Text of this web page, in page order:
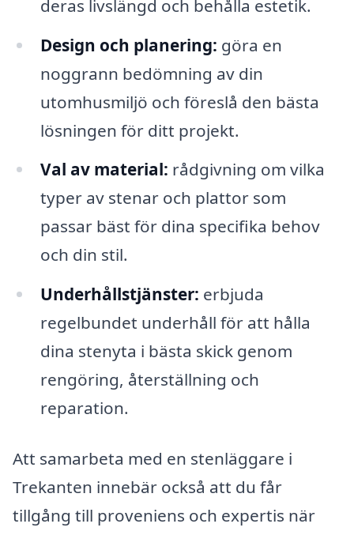
deras livslängd och behålla estetik.
Design och planering: göra en
noggrann bedömning av din
utomhusmiljö och föreslå den bästa
lösningen för ditt projekt.
Val av material: rådgivning om vilka
typer av stenar och plattor som
passar bäst för dina specifika behov
och din stil.
Underhållstjänster: erbjuda
regelbundet underhåll för att hålla
dina stenyta i bästa skick genom
rengöring, återställning och
reparation.
Att samarbeta med en stenläggare i
Trekanten innebär också att du får
tillgång till proveniens och expertis när